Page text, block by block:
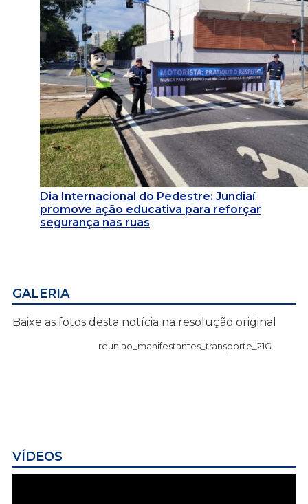
Dia Internacional do Pedestre: Jundiaí
promove ação educativa para reforçar
segurança nas ruas
GALERIA
Baixe as fotos desta notícia na resolução original
reuniao_manifestantes_transporte_21G
VÍDEOS